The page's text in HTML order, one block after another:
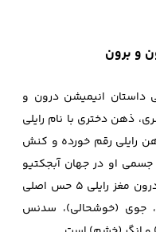
و برون
انیمیشن درون و
ذهن دختری با نام رایلی
رایلی رقم خورده و کنش
او در جهان آبجکتیو
(بیرونی – عینی) نمود پیدا می کند. درون مغز رایلی 5 حس اصلی
جوی (خوشحالی)، سدنس